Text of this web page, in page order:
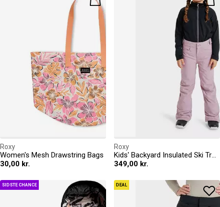
Roxy
Women's Mesh Drawstring Bags
30,00 kr.
Roxy
Kids' Backyard Insulated Ski Trousers
349,00 kr.
SIDSTE CHANCE DEAL